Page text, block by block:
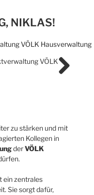
NIKLAS!
zu stärken und mit
Kollegen in
derVÖLK
ein zentrales
Sie sorgt dafür,